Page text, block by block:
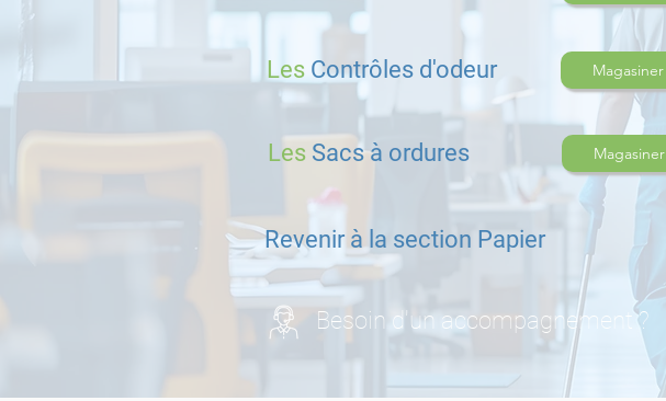
Les Contrôles d'odeur Magasiner
Les Sacs à ordures Magasiner
Revenir à la section Papier
Besoin d'un accompagnement ?